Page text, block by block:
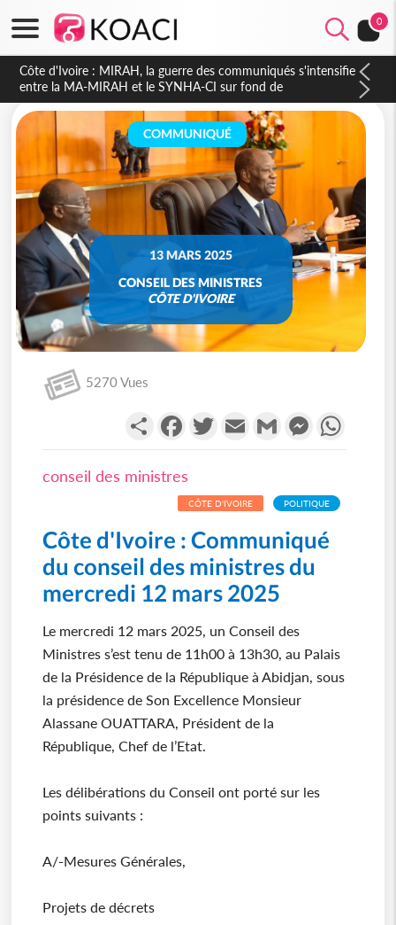
0
Côte d'Ivoire : Indépendance 2026, Thiam plaide pour un
environnement démocratique plus apaisé
COMMUNIQUÉ
13 MARS 2025
CONSEIL DES MINISTRES
CÔTE D'IVOIRE
5270 Vues
PartagerFacebookTwitterEmail Gmail Messenger
conseil des ministres
CÔTE D'IVOIRE POLITIQUE
Côte d'Ivoire : Communiqué
du conseil des ministres du
mercredi 12 mars 2025
Le mercredi 12 mars 2025, un Conseil des
Ministres s’est tenu de 11h00 à 13h30, au Palais
de la Présidence de la République à Abidjan, sous
la présidence de Son Excellence Monsieur
Alassane OUATTARA, Président de la
République, Chef de l’Etat.
Les délibérations du Conseil ont porté sur les
points suivants :
A/-Mesures Générales,
Projets de décrets